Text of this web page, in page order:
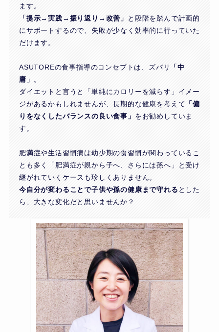
ます。
「提示→実践→振り返り→改善」
と段階を踏んで計画的
にサポートするので、失敗が少なく効率的に行っていた
だけます。
ASUTOREの食事指導のコンセプトは、ズバリ
「中
庸」
。
ダイエットと言うと「単純にカロリーを減らす」イメー
ジがあるかもしれませんが、長期的な健康を考えて 「偏
りをなくしたバランスの良い食事」 をお勧めしていま
す。
肥満症や生活習慣病は幼少期の食習慣が関わっているこ
とも多く「肥満症が親から子へ、さらには孫へ」と受け
継がれていくケースも珍しくありません。
今自分が変わることで子供や孫の健康まで守れる とした
ら、大きな変化だと思いませんか？